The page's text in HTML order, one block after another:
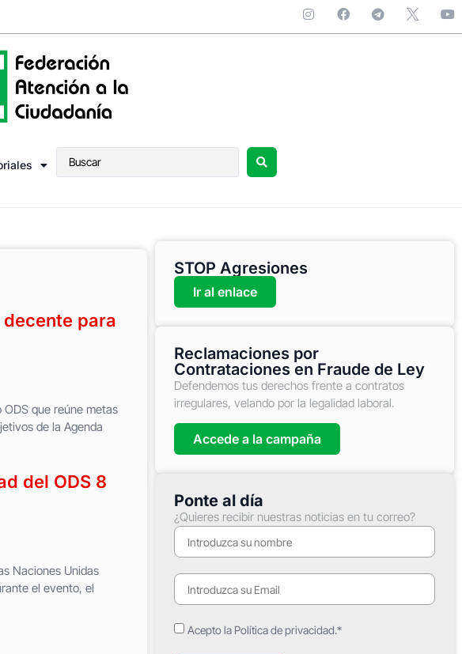
para
que reúne metas
de la Agenda
del ODS 8
Naciones Unidas
el evento, el
STOP Agresiones
Ir al enlace
Reclamaciones por
Contrataciones en Fraude de Ley
Defendemos tus derechos frente a contratos
irregulares, velando por la legalidad laboral.
Accede a la campaña
Ponte al día
¿Quieres recibir nuestras noticias en tu correo?
Acepto la Política de privacidad.*